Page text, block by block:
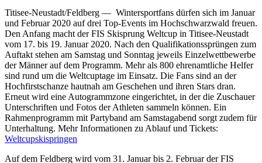
Titisee-Neustadt/Feldberg — Wintersportfans dürfen sich im Januar
und Februar 2020 auf drei Top-Events im Hochschwarzwald freuen.
Den Anfang macht der FIS Skisprung Weltcup in Titisee-Neustadt
vom 17. bis 19. Januar 2020. Nach den Qualifikationssprüngen zum
Auftakt stehen am Samstag und Sonntag jeweils Einzelwettbewerbe
der Männer auf dem Programm. Mehr als 800 ehrenamtliche Helfer
sind rund um die Weltcuptage im Einsatz. Die Fans sind an der
Hochfirstschanze hautnah am Geschehen und ihren Stars dran.
Erneut wird eine Autogrammzone eingerichtet, in der die Zuschauer
Unterschriften und Fotos der Athleten sammeln können. Ein
Rahmenprogramm mit Partyband am Samstagabend sorgt zudem für
Unterhaltung. Mehr Informationen zu Ablauf und Tickets:
Weltcupskispringen
Auf dem Feldberg wird vom 31. Januar bis 2. Februar der FIS